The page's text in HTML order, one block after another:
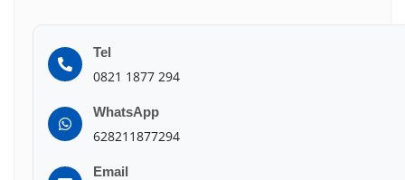
Tel
0821 1877 294
WhatsApp
628211877294
Email